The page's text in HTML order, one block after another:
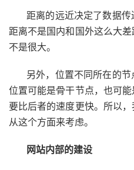
距离的远近决定了数据
距离不是国内和国外这么大
不是很大。
另外，位置不同所在的
位置可能是骨干节点，也可
要比后者的速度更快。所以
从这个方面来考虑。
网站内部的建设